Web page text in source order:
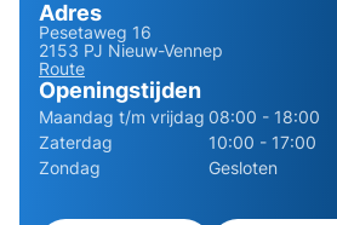
Adres
Pesetaweg 16
2153 PJ Nieuw-Vennep
Route
Openingstijden
Maandag t/m vrijdag 08:00 - 18:00
Zaterdag
10:00 - 17:00
Zondag
Gesloten